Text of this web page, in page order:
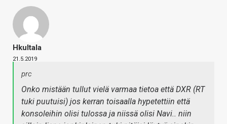
Hkultala
21.5.2019
prc
Onko mistään tullut vielä varmaa tietoa että DXR (RT
tuki puutuisi) jos kerran toisaalla hypetettiin että
konsoleihin olisi tulossa ja niissä olisi Navi.. niin